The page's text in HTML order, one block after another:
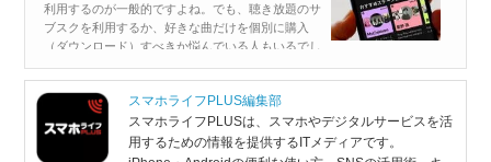
利用するのが一般的ですよね。でも、聴き放題のサ
ブスクを利用するか、好きな曲だけを個別に購入
（ダウンロード）すべきか悩んでいる人もいるでし
ットを解説します。あなたはどっち派ですか...
スマホライフPLUS編集部
スマホライフPLUSは、スマホやデジタルサービスを活
用するための情報を提供するITメディアです。